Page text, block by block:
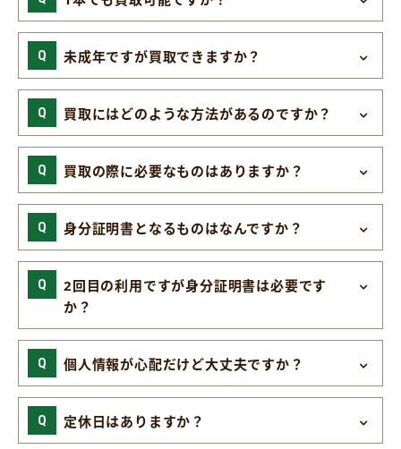
未成年ですが買取できますか？
買取にはどのような方法があるのですか？
買取の際に必要なものはありますか？
身分証明書となるものはなんですか？
2回目の利用ですが身分証明書は必要です
か？
個人情報が心配だけど大丈夫ですか？
定休日はありますか？